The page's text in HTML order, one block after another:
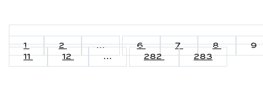
1 2 ... 6 7 8
9
11
12 ... 282 283